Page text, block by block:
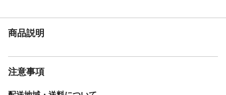
商品説明
注意事項